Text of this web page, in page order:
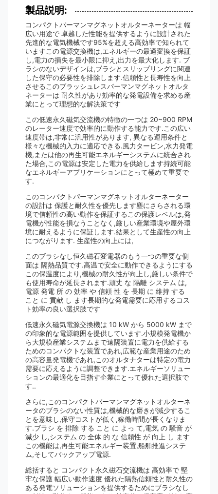
製品説明:
コンパクトパーマンマグネットオルターネーターは 幅
広い用途で 卓越した性能を提供するように設計された
先進的な電気機械です95%を超える高効率で知られて
いますこの電源交換機は,エネルギーの最適変換を保証
し,電力の損失を最小限に抑え,出力を最大化します. ブ
ラシのないデザインは,ブラシとスリップリングに関連
した保守の必要性を排除します.信頼性と長寿性を向上
させるこのブラッシュレスパーマンマグネットオルタ
ネーターは 耐久性があり効率的な発電設備を求める産
業にとって理想的な解決策です
この低速永久磁気交流機の特徴の一つは 20~900 RPM
のレーター速度で効率的に動作する能力です.この広い
速度帯は,非常に汎用性があります, 異なる運用条件と
様々な機械的入力に適応できる.風力タービン,水力発電
機,または他の再生可能エネルギーシステムに統合され
た場合,この電源は安定した電力を供給します持続可能
なエネルギーアプリケーションにとって極めて重要で
す.
このコンパクトパーマンマグネットオルターネーター
の設計は 保護と耐久性を優先します塵にさらされる環
境で信頼性の高い動作を保証するこの保護レベルは,発
電機が性能を損なうことなく,厳しい産業環境や屋外環
境に耐えるように保証します.結果として生産性の向上
につながります. 生産性の向上には,
このブラシなし恒久磁石変電器のもう一つの重要な側
面は 隔熱品質です.高温で安全に動作できるようにする
この保温度により,機械の耐久性が向上し,厳しい条件で
も使用寿命が延長されます.頑丈 な 隔離 システム は,
電源 発電 所 の 効率 や 信頼 性 を 長期 に 維持 する
こと に 貢献 し ます長期的な発電需要に応用するコス
ト効率の良い選択肢です
低速永久磁気電源交換機は 10 kW から 5000 kW まで
の印象的な電源範囲を提供しています.小規模発電機か
ら大規模産業システムまで遠隔装置に電力を供給する
ためのコンパクトな装置であれ,広範な産業用途のため
の高容量発電機であれ,このオルタナターは特定の電力
需要に応えるように調整できます.エネルギーソリュー
ションの最適化を目指す企業にとって優れた選択肢で
す..
さらに,このコンパクトパーマンマグネットオルターネ
ータのブラシのない性質は,機械的な磨きが減少するこ
とを意味し,保守コストが低く,稼働時間が長くなりま
す.ブラシ を 排除 する こと に よっ て,電気 の 騒音 が
減少 し,システム の 全体 的 な 信頼性 が 向上 し ます
この機能は,再生可能エネルギー装置,船舶推進システ
ム,そしてバックアップ電源.
総括すると コンパクト永久磁石交流機は 高効率で 堅
牢な保護 幅広い動作速度 優れた隔熱信頼性と耐久性の
ある発電ソリューションを提供するためにブラシなし